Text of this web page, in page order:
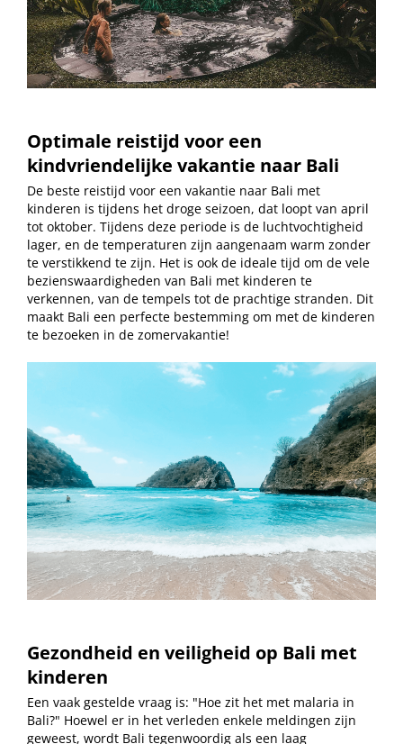
Optimale reistijd voor een
kindvriendelijke vakantie naar Bali
De beste reistijd voor een vakantie naar Bali met
kinderen is tijdens het droge seizoen, dat loopt van april
tot oktober. Tijdens deze periode is de luchtvochtigheid
lager, en de temperaturen zijn aangenaam warm zonder
te verstikkend te zijn. Het is ook de ideale tijd om de vele
bezienswaardigheden van Bali met kinderen te
verkennen, van de tempels tot de prachtige stranden. Dit
maakt Bali een perfecte bestemming om met de kinderen
te bezoeken in de zomervakantie!
Gezondheid en veiligheid op Bali met
kinderen
Een vaak gestelde vraag is: "Hoe zit het met malaria in
Bali?" Hoewel er in het verleden enkele meldingen zijn
geweest, wordt Bali tegenwoordig als een laag